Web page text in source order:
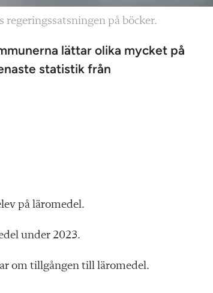
på böcker.
lättar olika mycket på
statistik från
på läromedel.
under 2023.
om tillgången till läromedel.